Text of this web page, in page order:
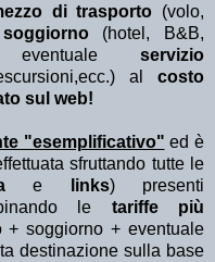
di trasporto (volo,
(hotel, B&B,
eventuale servizio
al costo
sul web!
"esemplificativo" ed è
sfruttando tutte le
e links) presenti
le tariffe più
+ soggiorno + eventuale
destinazione sulla base